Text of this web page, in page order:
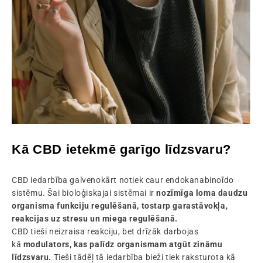
Kā CBD ietekmē garīgo līdzsvaru?
CBD iedarbība galvenokārt notiek caur endokanabinoīdo
sistēmu. Šai bioloģiskajai sistēmai irnozīmīga loma daudzu
organisma funkciju regulēšanā, tostarp garastāvokļa,
reakcijas uz stresu un miega regulēšanā.
CBD tieši neizraisa reakciju, bet drīzāk darbojas
kā modulators, kas palīdz organismam atgūt zināmu
līdzsvaru. Tieši tādēļ tā iedarbība bieži tiek raksturota kā